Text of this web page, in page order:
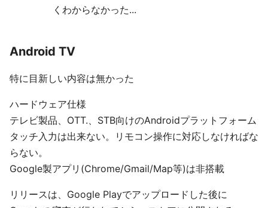
くわからなかった...
Android TV
特に目新しい内容は無かった
ハードウェア仕様
テレビ製品、OTT.、STB向けのAndroidプラットフォーム
タッチ入力は出来ない。リモコン操作に対応しなければな
らない。
Google製アプリ(Chrome/Gmail/Map等)は非搭載
リリースは、Google Playでアップロードした後に